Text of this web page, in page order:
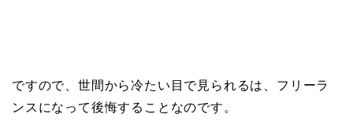
ですので、世間から冷たい目で見られるは、フリーラ
ンスになって後悔することなのです。